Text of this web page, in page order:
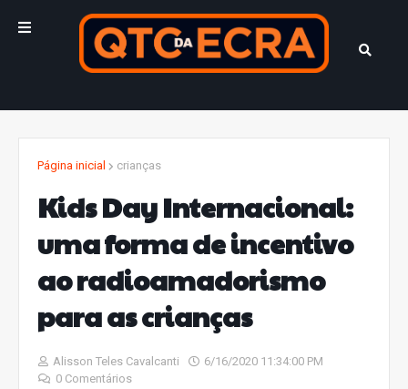
Página inicial crianças
Kids Day Internacional:
uma forma de incentivo
ao radioamadorismo
para as crianças
Alisson Teles Cavalcanti
6/16/2020 11:34:00 PM
0 Comentários